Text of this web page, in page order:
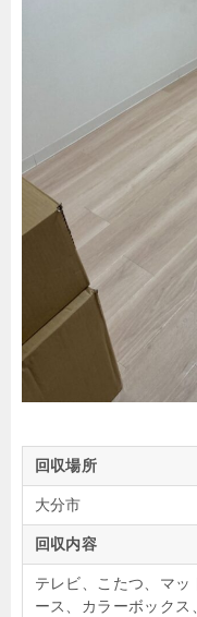
回収場所
大分市
回収内容
テレビ、こたつ、マ
ース、カラーボック